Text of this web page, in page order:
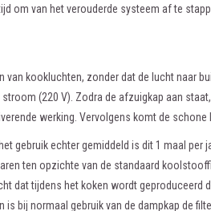
om van het verouderde systeem af te
kookluchten, zonder dat de lucht naar
(220 V). Zodra de afzuigkap aan
werking. Vervolgens komt de schone
gebruik echter gemiddeld is dit 1 maal per
ten opzichte van de standaard
dat tijdens het koken wordt
bij normaal gebruik van de dampkap de